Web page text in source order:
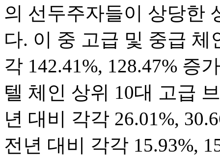
의 선두주자들이 상당한
다. 이 중 고급 및 중급 체
각 142.41%, 128.47% 증
텔 체인 상위 10대 고급
년 대비 각각 26.01%,
전년 대비 각각 15.93%,